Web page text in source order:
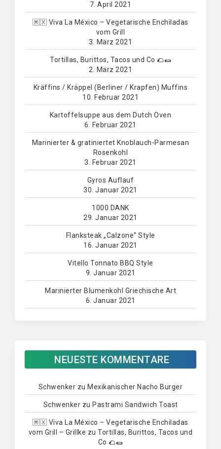
7. April 2021
🇲🇽 Viva La México – Vegetarische Enchiladas
vom Grill
3. März 2021
Tortillas, Burittos, Tacos und Co 🌮🌯
2. März 2021
Kräffins / Kräppel (Berliner / Krapfen) Muffins
10. Februar 2021
Kartoffelsuppe aus dem Dutch Oven
6. Februar 2021
Marinierter & gratiniertet Knoblauch-Parmesan
Rosenkohl
3. Februar 2021
Gyros Auflauf
30. Januar 2021
1000 DANK
29. Januar 2021
Flanksteak „Calzone“ Style
16. Januar 2021
Vitello Tonnato BBQ Style
9. Januar 2021
Marinierter Blumenkohl Griechische Art
6. Januar 2021
NEUESTE KOMMENTARE
Schwenker zu Mexikanischer Nacho Burger
Schwenker zu Pastrami Sandwich Toast
🇲🇽 Viva La México – Vegetarische Enchiladas
vom Grill – Grillke zuTortillas, Burittos, Tacos und
Co 🌮🌯